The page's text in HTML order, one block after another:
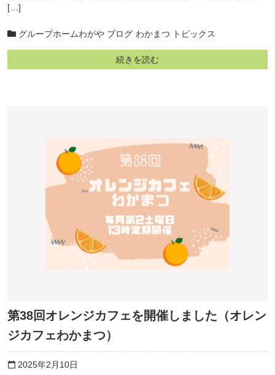
[…]
グループホームわがや ブログ わかまつ トピックス
続きを読む
第38回オレンジカフェを開催しました（オレン
ジカフェわかまつ）
calendar_today 2025年2月10日